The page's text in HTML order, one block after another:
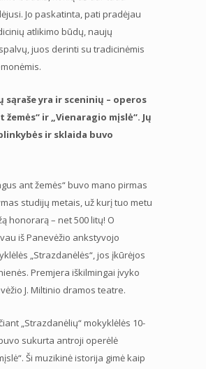
Jo paskatinta, pati pradėjau
atlikimo būdų, naujų
juos derinti su tradicinėmis
sąraše yra ir sceninių – operos
žemės“ ir „Vienaragio mįslė“. Jų
ir sklaida buvo
ant žemės“ buvo mano pirmas
studijų metais, už kurį tuo metu
honorarą – net 500 litų! O
iš Panevėžio ankstyvojo
„Strazdanėlės“, jos įkūrėjos
Premjera iškilmingai įvyko
J. Miltinio dramos teatre.
„Strazdanėlių“ mokyklėlės 10-
sukurta antroji operėlė
Ši muzikinė istorija gimė kaip